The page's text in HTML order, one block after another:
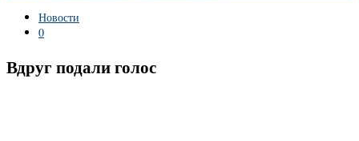
Новости
0
Вдруг подали голос